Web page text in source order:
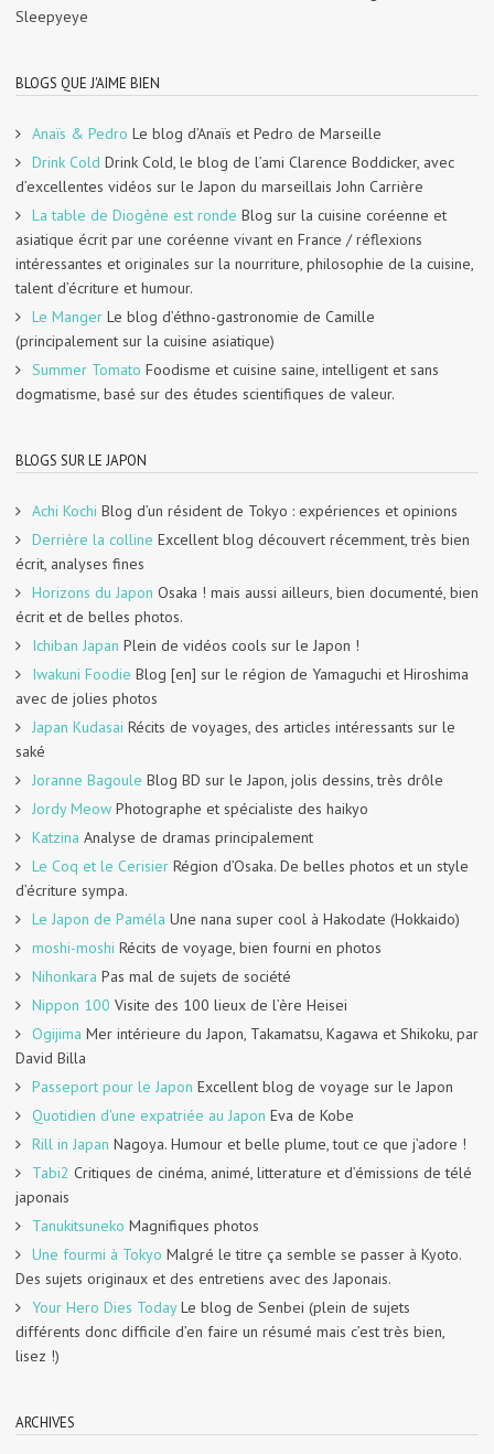
Sleepyeye
BLOGS QUE J'AIME BIEN
Anaïs & Pedro Le blog d’Anaïs et Pedro de Marseille
Drink Cold Drink Cold, le blog de l’ami Clarence Boddicker, avec
d’excellentes vidéos sur le Japon du marseillais John Carrière
La table de Diogène est ronde Blog sur la cuisine coréenne et
asiatique écrit par une coréenne vivant en France / réflexions
intéressantes et originales sur la nourriture, philosophie de la cuisine,
talent d’écriture et humour.
Le Manger Le blog d’éthno-gastronomie de Camille
(principalement sur la cuisine asiatique)
Summer Tomato Foodisme et cuisine saine, intelligent et sans
dogmatisme, basé sur des études scientifiques de valeur.
BLOGS SUR LE JAPON
Achi Kochi Blog d’un résident de Tokyo : expériences et opinions
Derrière la colline Excellent blog découvert récemment, très bien
écrit, analyses fines
Horizons du Japon Osaka ! mais aussi ailleurs, bien documenté, bien
écrit et de belles photos.
Ichiban Japan Plein de vidéos cools sur le Japon !
Iwakuni Foodie Blog [en] sur le région de Yamaguchi et Hiroshima
avec de jolies photos
Japan Kudasai Récits de voyages, des articles intéressants sur le
saké
Joranne Bagoule Blog BD sur le Japon, jolis dessins, très drôle
Jordy Meow Photographe et spécialiste des haikyo
Katzina Analyse de dramas principalement
Le Coq et le Cerisier Région d’Osaka. De belles photos et un style
d’écriture sympa.
Le Japon de Paméla Une nana super cool à Hakodate (Hokkaido)
moshi-moshi Récits de voyage, bien fourni en photos
Nihonkara Pas mal de sujets de société
Nippon 100 Visite des 100 lieux de l’ère Heisei
Ogijima Mer intérieure du Japon, Takamatsu, Kagawa et Shikoku, par
David Billa
Passeport pour le Japon Excellent blog de voyage sur le Japon
Quotidien d'une expatriée au Japon Eva de Kobe
Rill in Japan Nagoya. Humour et belle plume, tout ce que j’adore !
Tabi2 Critiques de cinéma, animé, litterature et d’émissions de télé
japonais
Tanukitsuneko Magnifiques photos
Une fourmi à Tokyo Malgré le titre ça semble se passer à Kyoto.
Des sujets originaux et des entretiens avec des Japonais.
Your Hero Dies TodayLe blog de Senbei (plein de sujets
différents donc difficile d’en faire un résumé mais c’est très bien,
lisez !)
ARCHIVES